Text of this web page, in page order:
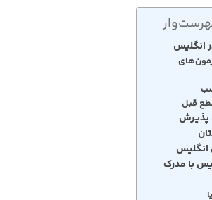
انگلیس
قبل
پذیرش
انگلیس
با مدرک